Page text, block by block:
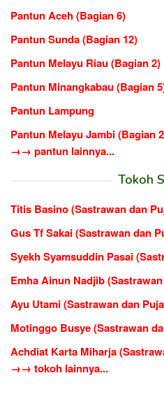
Pantun Aceh (Bagian 6)
Pantun Sunda (Bagian 12)
Pantun Melayu Riau (Bagian 2)
Pantun Minangkabau (Bagian
Pantun Lampung
Pantun Melayu Jambi (Bagian
→→ pantun lainnya...
Tokoh
Titis Basino (Sastrawan dan
Gus Tf Sakai (Sastrawan dan
Syekh Syamsuddin Pasai
Emha Ainun Nadjib
Ayu Utami (Sastrawan dan
Motinggo Busye (Sastrawan
Achdiat Karta Miharja
→→ tokoh lainnya...